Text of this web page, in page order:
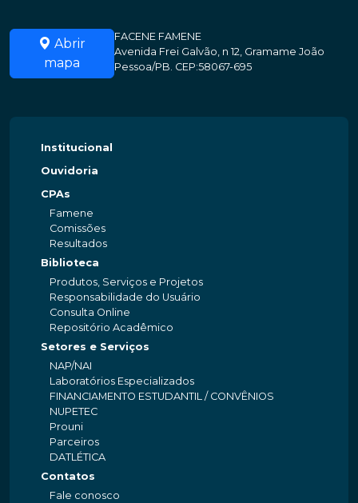
Abrir
mapa
FACENE FAMENE
Avenida Frei Galvão, n 12, Gramame João
Pessoa/PB. CEP:58067-695
Institucional
Ouvidoria
CPAs
Famene
Comissões
Resultados
Biblioteca
Produtos, Serviços e Projetos
Responsabilidade do Usuário
Consulta Online
Repositório Acadêmico
Setores e Serviços
NAP/NAI
Laboratórios Especializados
FINANCIAMENTO ESTUDANTIL / CONVÊNIOS
NUPETEC
Prouni
Parceiros
DATLÉTICA
Contatos
Fale conosco